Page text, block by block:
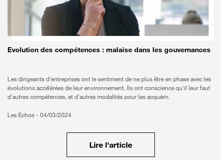
Evolution des compétences : malaise dans les gouvernances
Les dirigeants d'entreprises ont le sentiment de ne plus être en phase avec les
évolutions accélérées de leur environnement. Ils ont conscience qu'il leur faut
d'autres compétences, et d'autres modalités pour les acquérir.
Les Echos - 04/03/2024
Lire l'article